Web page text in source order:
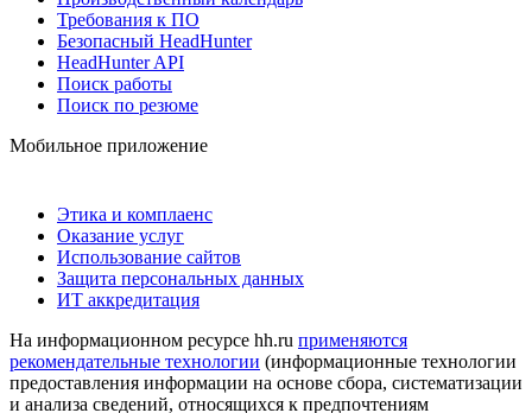
Требования к ПО
Безопасный HeadHunter
HeadHunter API
Поиск работы
Поиск по резюме
Мобильное приложение
Этика и комплаенс
Оказание услуг
Использование сайтов
Защита персональных данных
ИТ аккредитация
На информационном ресурсе hh.ru применяются
рекомендательные технологии (информационные технологии
предоставления информации на основе сбора, систематизации
и анализа сведений, относящихся к предпочтениям